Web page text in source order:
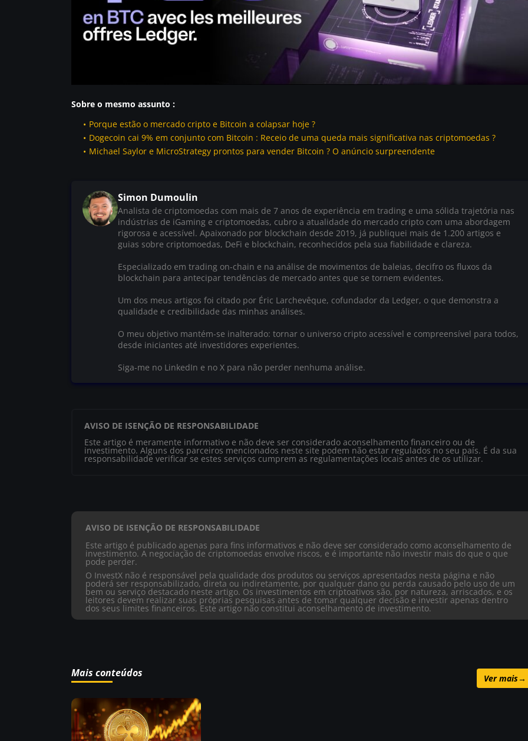
Sobre o mesmo assunto :
Porque estão o mercado cripto e Bitcoin a colapsar hoje ?
Dogecoin cai 9% em conjunto com Bitcoin : Receio de uma queda mais significativa nas criptomoedas ?
Michael Saylor e MicroStrategy prontos para vender Bitcoin ? O anúncio surpreendente
Simon Dumoulin
Analista de criptomoedas com mais de 7 anos de experiência em trading e uma sólida trajetória nas
indústrias de iGaming e criptomoedas, cubro a atualidade do mercado cripto com uma abordagem
rigorosa e acessível. Apaixonado por blockchain desde 2019, já publiquei mais de 1.200 artigos e
guias sobre criptomoedas, DeFi e blockchain, reconhecidos pela sua fiabilidade e clareza.
Especializado em trading on-chain e na análise de movimentos de baleias, decifro os fluxos da
blockchain para antecipar tendências de mercado antes que se tornem evidentes.
Um dos meus artigos foi citado por Éric Larchevêque, cofundador da Ledger, o que demonstra a
qualidade e credibilidade das minhas análises.
O meu objetivo mantém-se inalterado: tornar o universo cripto acessível e compreensível para todos,
desde iniciantes até investidores experientes.
Siga-me no LinkedIn e no X para não perder nenhuma análise.
AVISO DE ISENÇÃO DE RESPONSABILIDADE
Este artigo é meramente informativo e não deve ser considerado aconselhamento financeiro ou de
investimento. Alguns dos parceiros mencionados neste site podem não estar regulados no seu país. É da sua
responsabilidade verificar se estes serviços cumprem as regulamentações locais antes de os utilizar.
AVISO DE ISENÇÃO DE RESPONSABILIDADE
Este artigo é publicado apenas para fins informativos e não deve ser considerado como aconselhamento de
investimento. A negociação de criptomoedas envolve riscos, e é importante não investir mais do que o que
pode perder.
O InvestX não é responsável pela qualidade dos produtos ou serviços apresentados nesta página e não
poderá ser responsabilizado, direta ou indiretamente, por qualquer dano ou perda causado pelo uso de um
bem ou serviço destacado neste artigo. Os investimentos em criptoativos são, por natureza, arriscados, e os
leitores devem realizar suas próprias pesquisas antes de tomar qualquer decisão e investir apenas dentro
dos seus limites financeiros. Este artigo não constitui aconselhamento de investimento.
Mais conteúdos Ver mais→